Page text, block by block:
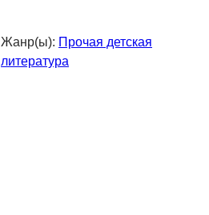
Жанр(ы): Прочая детская
литература